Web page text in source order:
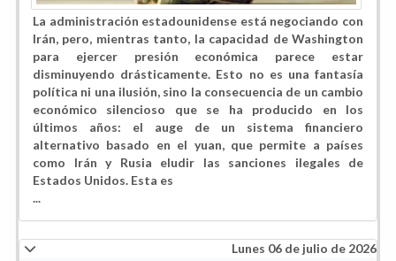
La administración estadounidense está negociando con
Irán, pero, mientras tanto, la capacidad de Washington
para ejercer presión económica parece estar
disminuyendo drásticamente. Esto no es una fantasía
política ni una ilusión, sino la consecuencia de un cambio
económico silencioso que se ha producido en los
últimos años: el auge de un sistema financiero
alternativo basado en el yuan, que permite a países
como Irán y Rusia eludir las sanciones ilegales de
Estados Unidos. Esta es
...
Lunes 06 de julio de 2026